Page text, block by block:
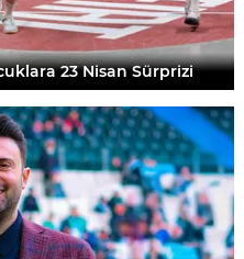
23 Nisan Sürprizi